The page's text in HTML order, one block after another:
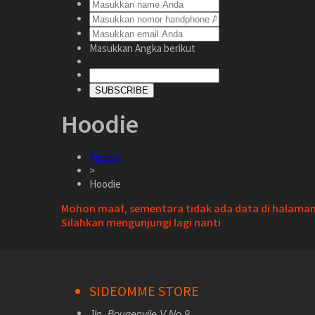
Masukkan Angka berikut
SUBSCRIBE
Hoodie
Produk
>
Hoodie
Mohon maaf, sementara tidak ada data di
Silahkan mengunjungi lagi nanti
SIDEOMME STORE